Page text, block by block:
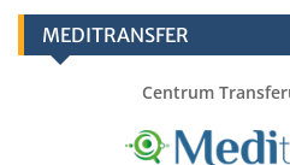
MEDITRANSFER
Centrum